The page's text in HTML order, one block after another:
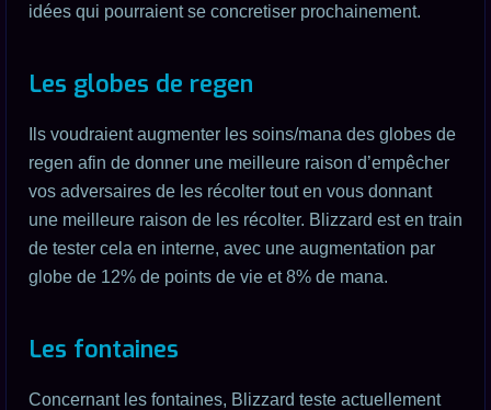
idées qui pourraient se concretiser prochainement.
Les globes de regen
Ils voudraient augmenter les soins/mana des globes de
regen afin de donner une meilleure raison d’empêcher
vos adversaires de les récolter tout en vous donnant
une meilleure raison de les récolter. Blizzard est en train
de tester cela en interne, avec une augmentation par
globe de 12% de points de vie et 8% de mana.
Les fontaines
Concernant les fontaines, Blizzard teste actuellement